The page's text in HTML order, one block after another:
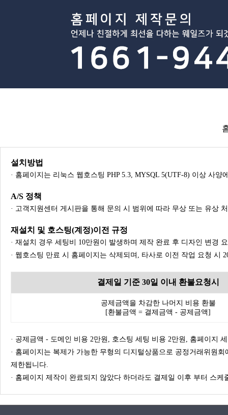
설치방법
· 홈페이지는 리눅스 웹호스팅 PHP 5.3, MYSQL 5(UTF-8) 이상 사양
A/S 정책
· 고객지원센터 게시판을 통해 문의 시 범위에 따라 무상 또는 유상
재설치 및 호스팅(계정)이전 규정
· 재설치 경우 세팅비 10만원이 발생하며 제작 완료 후 디자인 변경
· 웹호스팅 만료 시 홈페이지는 삭제되며, 타사로 이전 작업 요청 시
결제일 기준 30일 이내 환불요청시
공제금액을 차감한 나머지 비용 환불
[환불금액 = 결제금액 - 공제금액]
· 공제금액 - 도메인 비용 2만원, 호스팅 세팅 비용 2만원, 홈페이지
· 홈페이지는 복제가 가능한 무형의 디지털상품으로 공정거래위원
제한됩니다.
· 홈페이지 제작이 완료되지 않았다 하더라도 결제일 이후 부터 스